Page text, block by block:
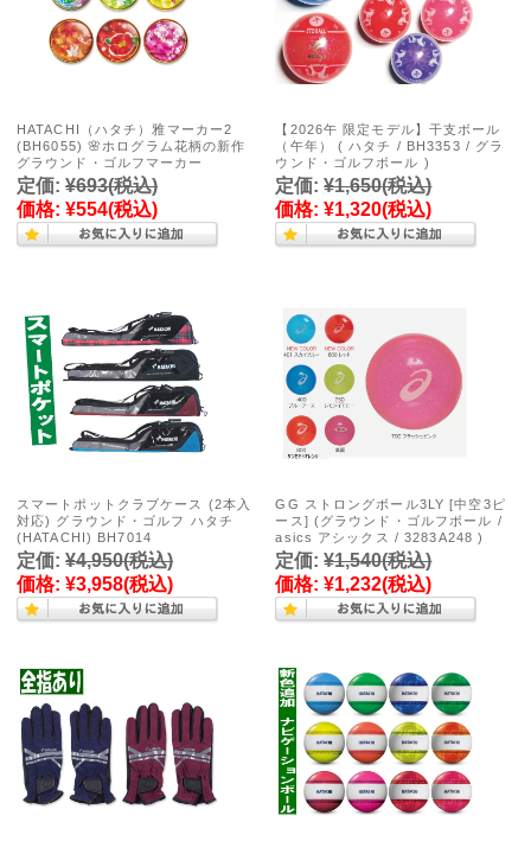
HATACHI（ハタチ）雅マーカー2
(BH6055) 🌸ホログラム花柄の新作
グラウンド・ゴルフマーカー
定価: ¥693(税込)
価格: ¥554(税込)
【2026午 限定モデル】干支ボール
（午年） ( ハタチ / BH3353 / グラ
ウンド・ゴルフボール )
定価: ¥1,650(税込)
価格: ¥1,320(税込)
スマートポットクラブケース (2本入
対応) グラウンド・ゴルフ ハタチ
(HATACHI) BH7014
定価: ¥4,950(税込)
価格: ¥3,958(税込)
GG ストロングボール3LY [中空3ピ
ース] (グラウンド・ゴルフボール /
asics アシックス / 3283A248 )
定価: ¥1,540(税込)
価格: ¥1,232(税込)